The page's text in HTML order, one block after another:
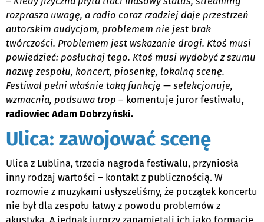
rozprasza uwagę, a radio coraz rzadziej daje przestrzeń
autorskim audycjom, problemem nie jest brak
twórczości. Problemem jest wskazanie drogi. Ktoś musi
powiedzieć: posłuchaj tego. Ktoś musi wydobyć z szumu
nazwę zespołu, koncert, piosenkę, lokalną scenę.
Festiwal pełni właśnie taką funkcję — selekcjonuje,
wzmacnia, podsuwa trop – komentuje juror festiwalu,
radiowiec Adam Dobrzyński.
Ulica: zawojować scenę
Ulica z Lublina, trzecia nagroda festiwalu, przyniosła
inny rodzaj wartości – kontakt z publicznością. W
rozmowie z muzykami usłyszeliśmy, że początek koncertu
nie był dla zespołu łatwy z powodu problemów z